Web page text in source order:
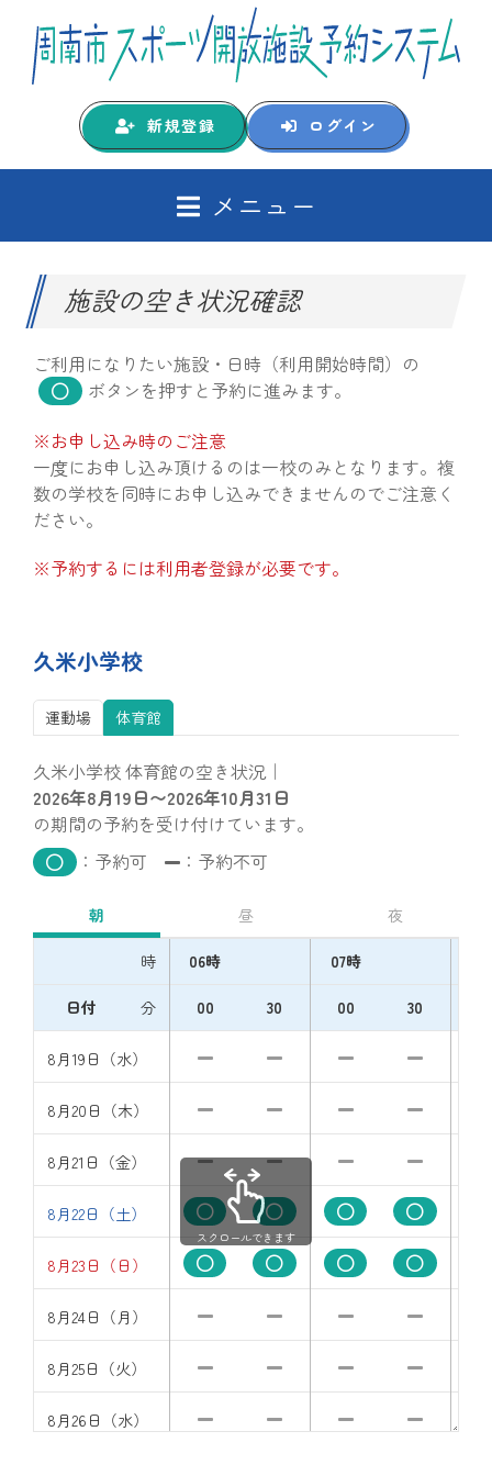
新規登録 ログイン
メニュー
施設の空き状況確認
ご利用になりたい施設・日時（利用開始時間）の
ボタンを押すと予約に進みます。
※お申し込み時のご注意
一度にお申し込み頂けるのは一校のみとなります。複
数の学校を同時にお申し込みできませんのでご注意く
ださい。
※予約するには利用者登録が必要です。
久米小学校
運動場 体育館
久米小学校 体育館の空き状況｜
2026年8月19日〜2026年10月31日
の期間の予約を受け付けています。
：予約可
：予約不可
朝 昼 夜
時 06時 07時
日付 分 00 30 00 30
8月19日（水）
8月20日（木）
8月21日（金）
8月22日（土）
8月23日（日）
8月24日（月）
8月25日（火）
8月26日（水）
スクロールできます